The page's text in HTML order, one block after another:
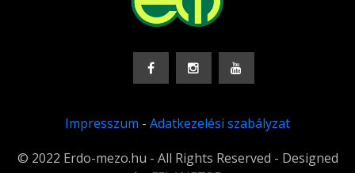
Impresszum - Adatkezelési szabályzat
© 2022 Erdo-mezo.hu - All Rights Reserved - Designed